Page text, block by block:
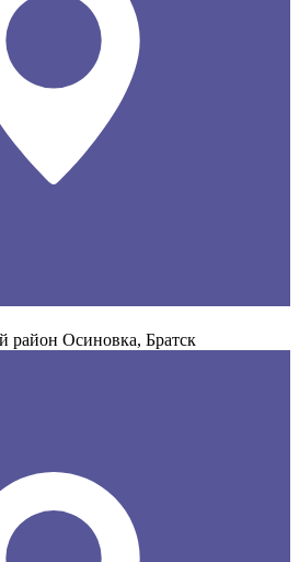
район Осиновка, Братск